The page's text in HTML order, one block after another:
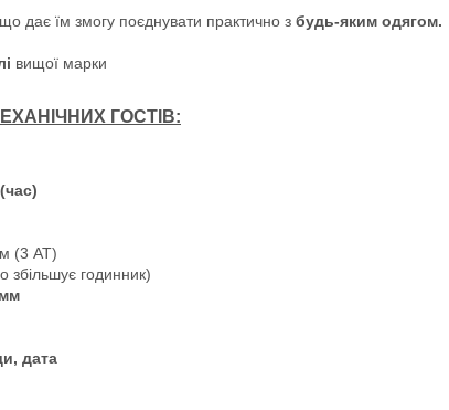
дає їм змогу поєднувати практично з будь-яким одягом.
вищої марки
ГОСТІВ:
(3 АТ)
збільшує годинник)
дата